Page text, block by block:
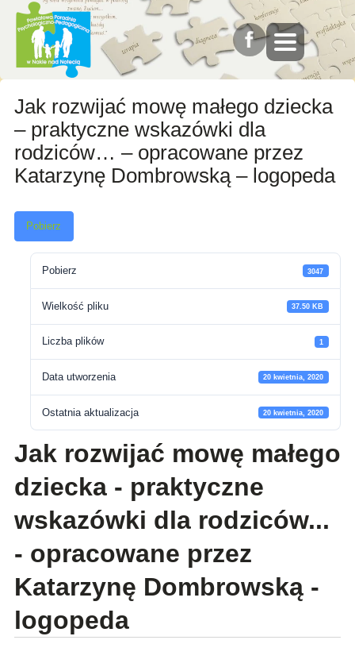
Jak rozwijać mowę małego dziecka
– praktyczne wskazówki dla
rodziców… – opracowane przez
Katarzynę Dombrowską – logopeda
Pobierz
Pobierz 3047
Wielkość pliku 37.50 KB
Liczba plików 1
Data utworzenia 20 kwietnia, 2020
Ostatnia aktualizacja 20 kwietnia, 2020
Jak rozwijać mowę małego
dziecka - praktyczne
wskazówki dla rodziców...
- opracowane przez
Katarzynę Dombrowską -
logopeda